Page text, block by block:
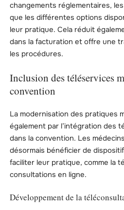
changements réglementaires,
que les différentes options
leur pratique. Cela réduit
dans la facturation et offre une
les procédures.
Inclusion des téléservices
convention
La modernisation des pratiques
également par l’intégration des
dans la convention. Les
désormais bénéficier de
faciliter leur pratique, comme la
consultations en ligne.
Développement de la